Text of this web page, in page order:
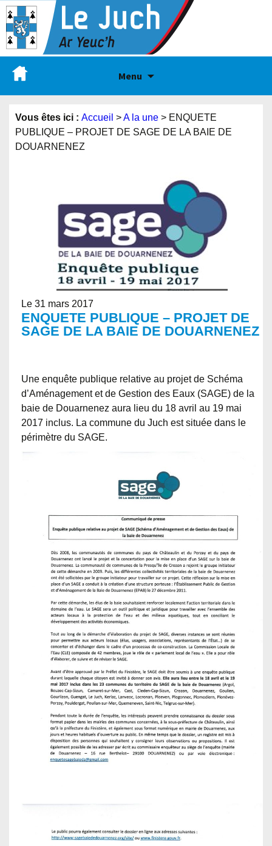
Menu
Vous êtes ici : Accueil >A la une > ENQUETE
PUBLIQUE – PROJET DE SAGE DE LA BAIE DE
DOUARNENEZ
Le 31 mars 2017
ENQUETE PUBLIQUE – PROJET DE
SAGE DE LA BAIE DE DOUARNENEZ
Une enquête publique relative au projet de Schéma
d’Aménagement et de Gestion des Eaux (SAGE) de la
baie de Douarnenez aura lieu du 18 avril au 19 mai
2017 inclus. La commune du Juch est située dans le
périmètre du SAGE.